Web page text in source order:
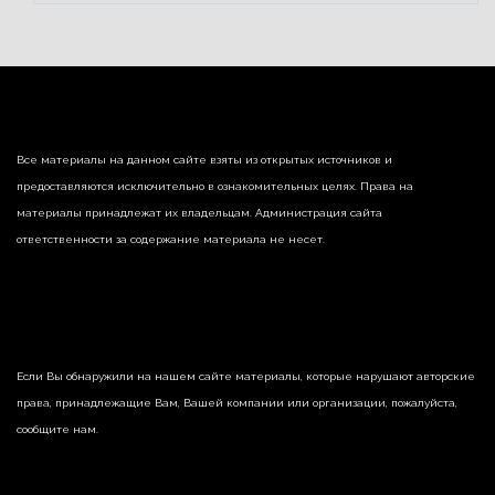
Все материалы на данном сайте взяты из открытых источников и
предоставляются исключительно в ознакомительных целях. Права на
материалы принадлежат их владельцам. Администрация сайта
ответственности за содержание материала не несет.
Если Вы обнаружили на нашем сайте материалы, которые нарушают авторские
права, принадлежащие Вам, Вашей компании или организации, пожалуйста,
сообщите нам.